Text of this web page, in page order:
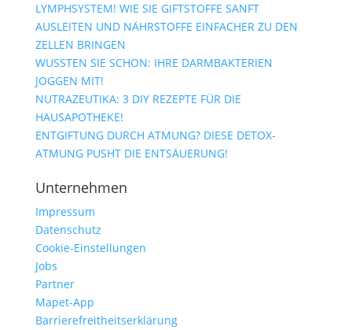
LYMPHSYSTEM! WIE SIE GIFTSTOFFE SANFT
AUSLEITEN UND NÄHRSTOFFE EINFACHER ZU DEN
ZELLEN BRINGEN
WUSSTEN SIE SCHON: IHRE DARMBAKTERIEN
JOGGEN MIT!
NUTRAZEUTIKA: 3 DIY REZEPTE FÜR DIE
HAUSAPOTHEKE!
ENTGIFTUNG DURCH ATMUNG? DIESE DETOX-
ATMUNG PUSHT DIE ENTSÄUERUNG!
Unternehmen
Impressum
Datenschutz
Cookie-Einstellungen
Jobs
Partner
Mapet-App
Barrierefreitheitserklärung